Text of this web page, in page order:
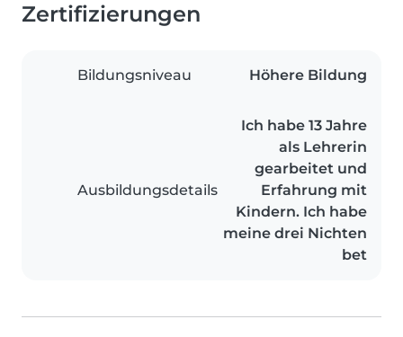
Zertifizierungen
Bildungsniveau Höhere Bildung
Ausbildungsdetails
Ich habe 13 Jahre
als Lehrerin
gearbeitet und
Erfahrung mit
Kindern. Ich habe
meine drei Nichten
bet